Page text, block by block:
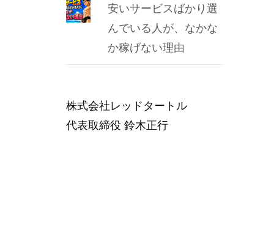
安いサービスばかり選
んでいる人が、なかな
か稼げない理由
株式会社レッドタートル
代表取締役 鈴木正行